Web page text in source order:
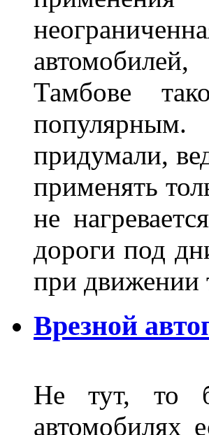
Тамбове
придумали,
применять
не
дороги под
при движении
Врезной
Не тут, то
автомобилях